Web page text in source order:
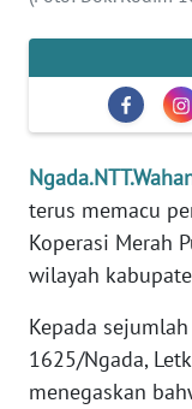
terus memacu
Koperasi Merah
wilayah
Kepada
1625/Ngada,
menegaskan
TENTANG
KAMI
PEDOMAN
SIBER
REDAKSI